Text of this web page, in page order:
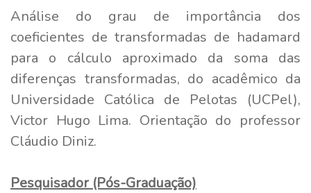
Análise do grau de importância dos
coeficientes de transformadas de hadamard
para o cálculo aproximado da soma das
diferenças transformadas, do acadêmico da
Universidade Católica de Pelotas (UCPel),
Victor Hugo Lima. Orientação do professor
Cláudio Diniz.
Pesquisador (Pós-Graduação)